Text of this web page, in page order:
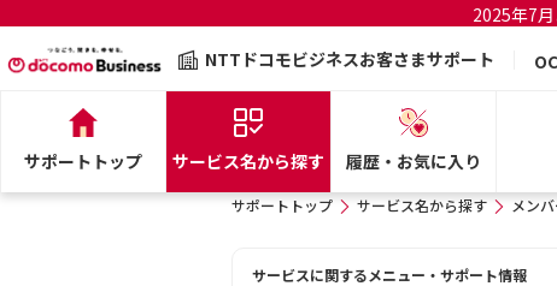
2025年7
NTTドコモビジネスお客さまサポート
サポートトップ サービス名から探す 履歴・お気に入り
サポートトップ サービス名から探す メン
サービスに関するメニュー・サポート情報